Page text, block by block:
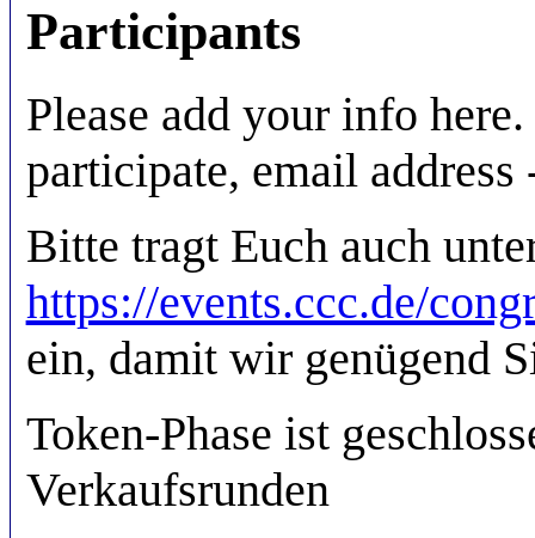
Participants
Please add your info
participate, email address
Bitte tragt Euch auch
https://events.ccc.de/
ein, damit wir genügend
Token-Phase ist
Verkaufsrunden